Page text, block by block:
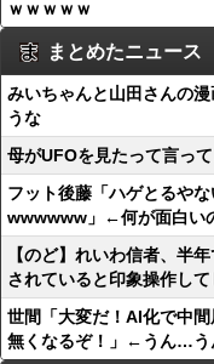
ｗｗｗｗｗ
まとめたニュース
みいちゃんと山田さんの
うな
母がUFOを見たって言っ
フット後藤「ハゲとるや
wwwwww」←何が面白い
【のど】れいわ信者、半
されていると印象操作して
世間「大変だ！AI化で中
無くなるぞ！」←うん…う